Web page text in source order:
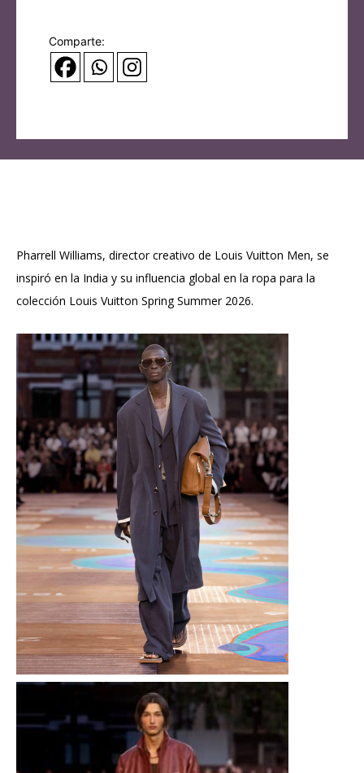
Comparte:
Pharrell Williams, director creativo de Louis Vuitton Men, se
inspiró en la India y su influencia global en la ropa para la
colección Louis Vuitton Spring Summer 2026.